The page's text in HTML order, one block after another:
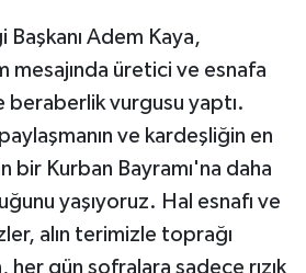
Adem Kaya,
mesajında üretici ve esnafa
beraberlik vurgusu yaptı.
ve kardeşliğin en
bir Kurban Bayramı'na daha
yaşıyoruz. Hal esnafı ve
alın terimizle toprağı
gün sofralara sadece rızık